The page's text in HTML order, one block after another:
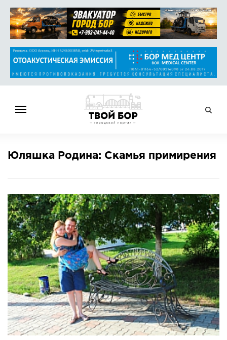
НОВОСТИ
РАБОТА
АФИША
СПРАВКА
КАМЕРЫ
КОНКУРСЫ
СТАТЬИ
ГОЛОСОВАНИЯ
ПРЕДЛОЖИТЬ НОВОСТЬ
ФОТО
Юляшка Родина: Скамья примирения